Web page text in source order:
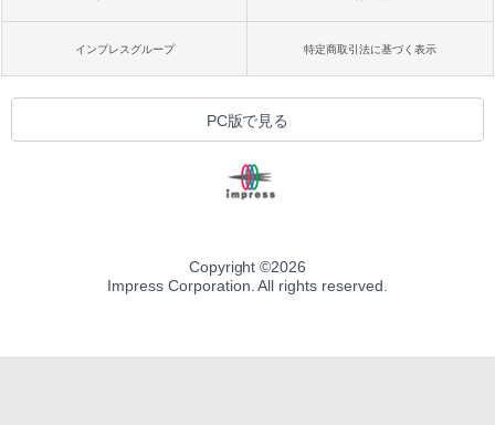
ラインコード版
ト): Java & Bedrock Edition | オンライ
ンコード版
￥3,600
￥2,326
ードウェア・市販ソフトウェアのパーフ
ェクトリストと最新エミュレータ紹介
Amazon Kindle Colorsoft | 16GBストレ
ージ、防水、7インチカラーディスプレ
イ、色調調節ライト、最大8週間持続バッ
テリー、広告無し、ブラック (2025年発
売)
￥31,980
New Amazon Kindle Scribe Colorsoft |
11インチカラーディスプレイ、64GBスト
き、グラファイト
￥115,980
インプレスグループ 特定商取引法に基づく表示
PC版で見る
Copyright ©2026
Impress Corporation. All rights reserved.